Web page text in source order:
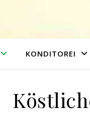
KONDITOREI